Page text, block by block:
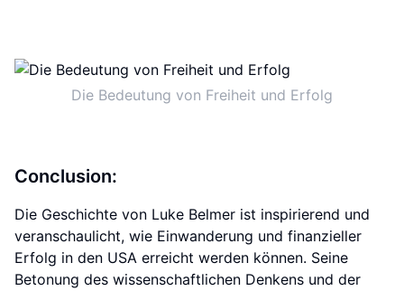
Die Bedeutung von Freiheit und Erfolg
Conclusion:
Die Geschichte von Luke Belmer ist inspirierend und
veranschaulicht, wie Einwanderung und finanzieller
Erfolg in den USA erreicht werden können. Seine
Betonung des wissenschaftlichen Denkens und der